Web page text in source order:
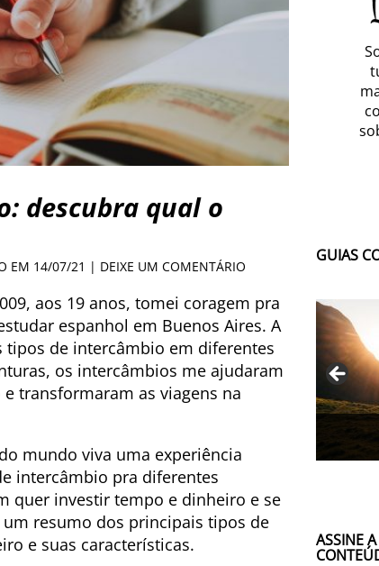
descubra qual o
EM 14/07/21 | DEIXE UM COMENTÁRIO
aos 19 anos, tomei coragem pra
espanhol em Buenos Aires. A
de intercâmbio em diferentes
os intercâmbios me ajudaram
transformaram as viagens na
mundo viva uma experiência
intercâmbio pra diferentes
quer investir tempo e dinheiro e se
resumo dos principais tipos de
e suas características.
GUIAS
ASSINE